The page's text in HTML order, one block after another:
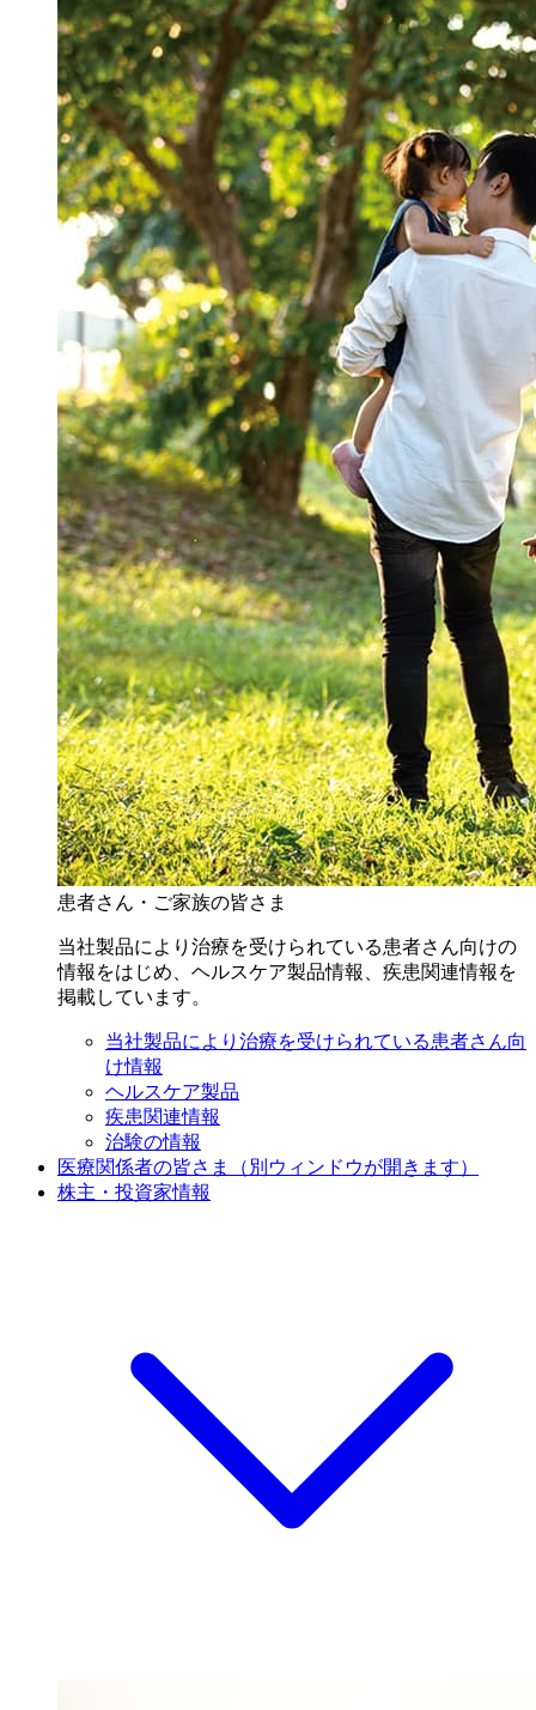
患者さん・ご家族の皆さま
当社製品により治療を受けられている患者さん向けの
情報をはじめ、ヘルスケア製品情報、疾患関連情報を
掲載しています。
当社製品により治療を受けられている患者さん向
け情報
ヘルスケア製品
疾患関連情報
治験の情報
医療関係者の皆さま
（別ウィンドウが開きます）
株主・投資家情報